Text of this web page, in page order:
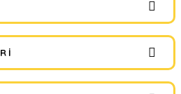
yorumu siz yapın!